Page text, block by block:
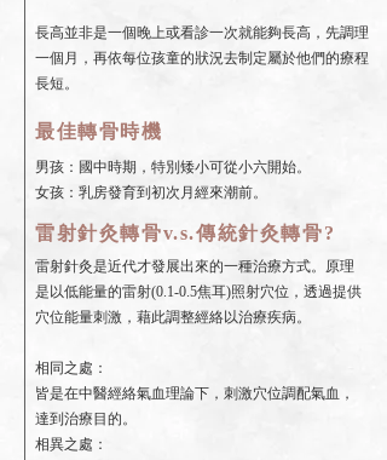
長高並非是一個晚上或看診一次就能夠長高，先調理
一個月，再依每位孩童的狀況去制定屬於他們的療程
長短。
最佳轉骨時機
男孩：國中時期，特別矮小可從小六開始。
女孩：乳房發育到初次月經來潮前。
雷射針灸轉骨v.s.傳統針灸轉骨?
雷射針灸是近代才發展出來的一種治療方式。原理
是以低能量的雷射(0.1-0.5焦耳)照射穴位，透過提供
穴位能量刺激，藉此調整經絡以治療疾病。
相同之處：
皆是在中醫經絡氣血理論下，刺激穴位調配氣血，
達到治療目的。
相異之處：